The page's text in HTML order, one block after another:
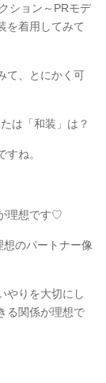
ション～PRモデ
を着用してみて
て、とにかく可
は「和装」は？
ね。
理想です♡
のパートナー像
やりを大切にし
る関係が理想で